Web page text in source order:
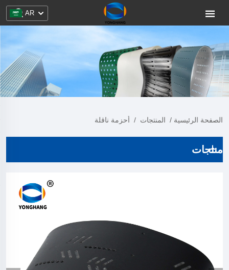
AR
الصفحة الرئيسية / المنتجات / أحزمة ناقلة
منتجات